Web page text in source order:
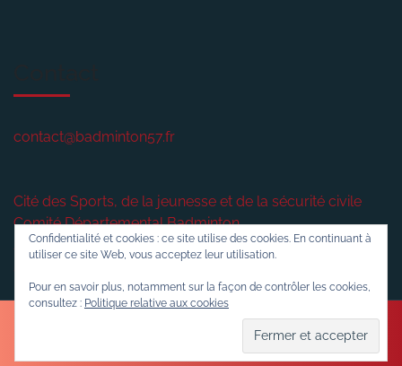
contact@badminton57.fr
Cité des Sports, de la jeunesse et de la sécurité civile
Comité Départemental Badminton
2 rue plénière
Politique de confidentialité
Confidentialité et cookies : ce site utilise des cookies. En continuant à
utiliser ce site Web, vous acceptez leur utilisation.
Pour en savoir plus, notamment sur la façon de contrôler les cookies,
consultez : Politique relative aux cookies